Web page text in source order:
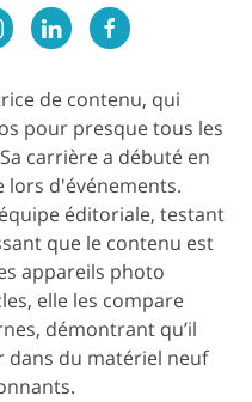
de contenu, qui
pour presque tous les
carrière a débuté en
lors d'événements.
éditoriale, testant
que le contenu est
appareils photo
elle les compare
démontrant qu’il
dans du matériel neuf